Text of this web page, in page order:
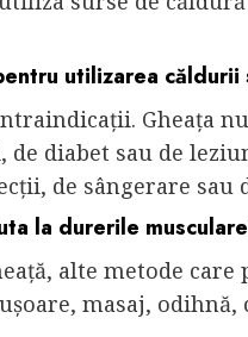
utilizarea căldurii
Gheața
diabet sau de
de sângerare sau
la durerile
alte metode
masaj,